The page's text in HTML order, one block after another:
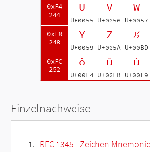
0xF4
244
0xF8
248
0xFC
252
U
U+0055
V
U+0056
W
U+0057
Y
U+0059
Z
U+005A
½
U+00BD
ô
U+00F4
û
U+00FB
ù
U+00F9
Einzelnachweise
RFC 1345 - Zeichen-